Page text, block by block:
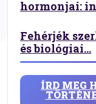
hormonjai:
Fehérjék
és biológiai...
ÍRD MEG